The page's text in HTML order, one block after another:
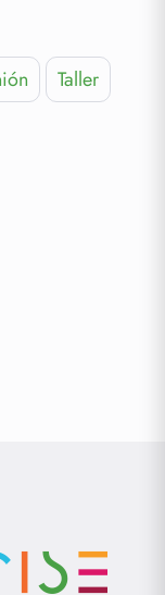
Taller